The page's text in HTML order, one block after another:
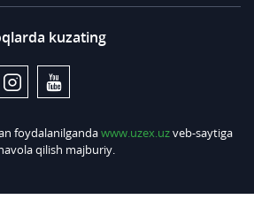
kuzating
foydalanilgandawww.uzex.uzveb-saytiga
qilish majburiy.